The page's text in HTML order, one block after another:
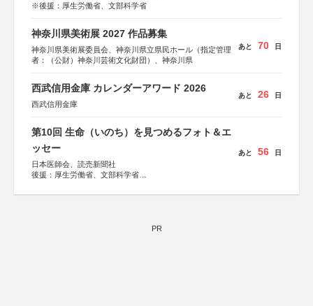
※後援：厚生労働省、文部科学省
神奈川県美術展 2027 作品募集
神奈川県美術展委員会、神奈川県立県民ホール（指定管理
者：（公財）神奈川芸術文化財団）、神奈川県
あと 70 日
西武信用金庫 カレンダーアワード 2026
西武信用金庫
あと 26 日
第10回 生命（いのち）を見つめるフォト＆エ
ッセー
日本医師会、読売新聞社
後援：厚生労働省、文部科学省
しん生命保険株式会社
あと 56 日
PR